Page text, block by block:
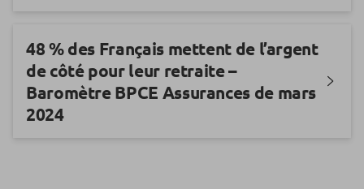
48 % des Français mettent de l’argent
de côté pour leur retraite –
Baromètre BPCE Assurances de mars
2024